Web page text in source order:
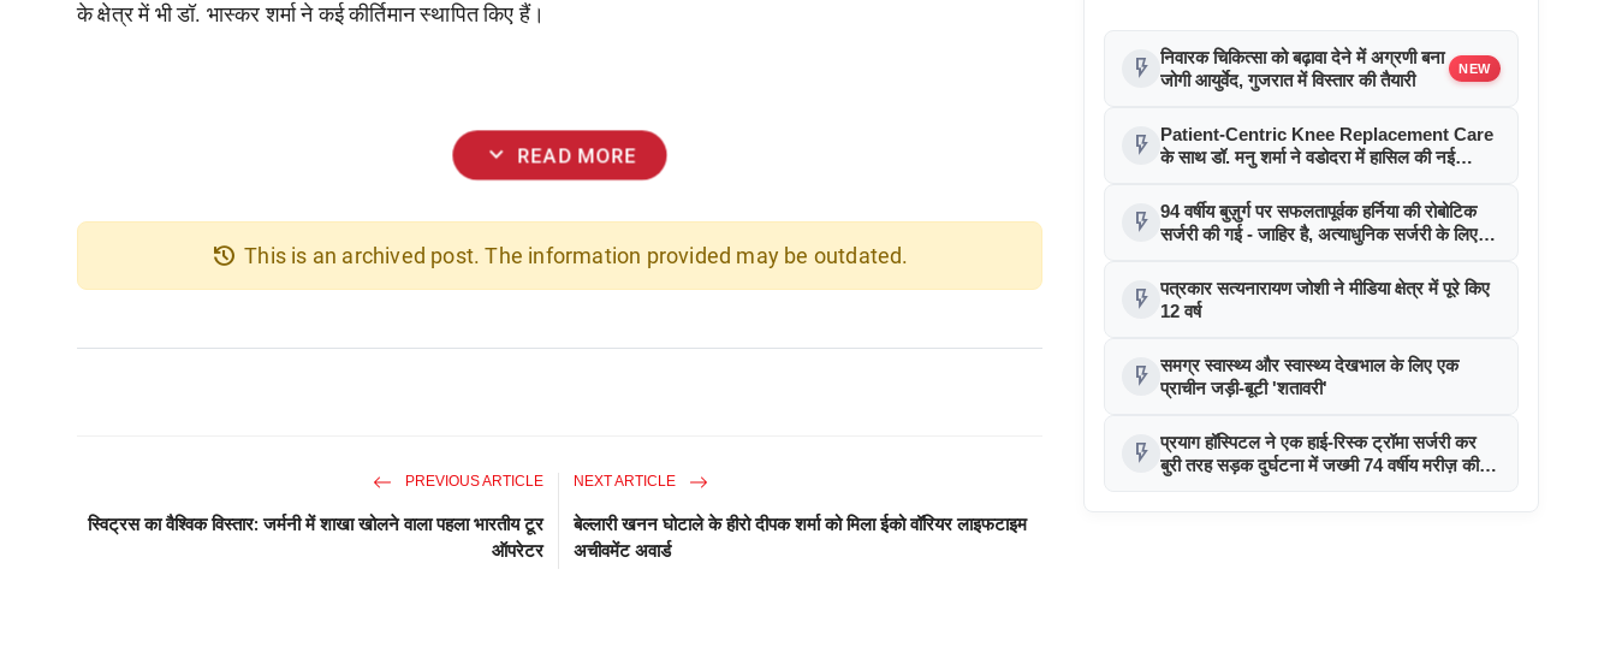
के क्षेत्र में भी डॉ. भास्कर शर्मा ने कई कीर्तिमान स्थापित किए हैं।
expand_more READ MORE
history This is an archived post. The information provided may be outdated.
PREVIOUS ARTICLE
स्विट्रस का वैश्विक विस्तार: जर्मनी में शाखा खोलने वाला पहला भारतीय टूर
ऑपरेटर
NEXT ARTICLE
बेल्लारी खनन घोटाले के हीरो दीपक शर्मा को मिला ईको वॉरियर लाइफटाइम
अचीवमेंट अवार्ड
flash_on निवारक चिकित्सा को बढ़ावा देने में अग्रणी बना
जोगी आयुर्वेद, गुजरात में विस्तार की तैयारी
NEW
flash_on
Patient-Centric Knee Replacement Care
के साथ डॉ. मनु शर्मा ने वडोदरा में हासिल की नई
flash_on 94 वर्षीय बुज़ुर्ग पर सफलतापूर्वक हर्निया की रोबोटिक
सर्जरी की गई - जाहिर है, अत्याधुनिक सर्जरी के लिए
flash_on पत्रकार सत्यनारायण जोशी ने मीडिया क्षेत्र में पूरे किए
12 वर्ष
flash_on समग्र स्वास्थ्य और स्वास्थ्य देखभाल के लिए एक
प्राचीन जड़ी-बूटी 'शतावरी'
flash_on प्रयाग हॉस्पिटल ने एक हाई-रिस्क ट्रॉमा सर्जरी कर
बुरी तरह सड़क दुर्घटना में जख्मी 74 वर्षीय मरीज़ की